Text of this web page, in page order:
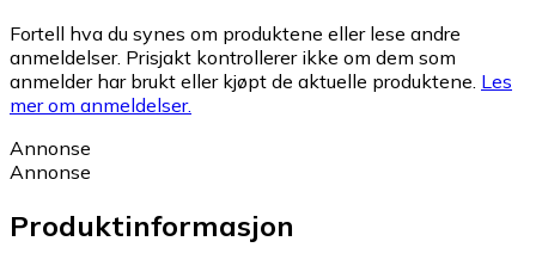
Fortell hva du synes om produktene eller lese andre
anmeldelser. Prisjakt kontrollerer ikke om dem som
anmelder har brukt eller kjøpt de aktuelle produktene. Les
mer om anmeldelser.
Annonse
Annonse
Produktinformasjon